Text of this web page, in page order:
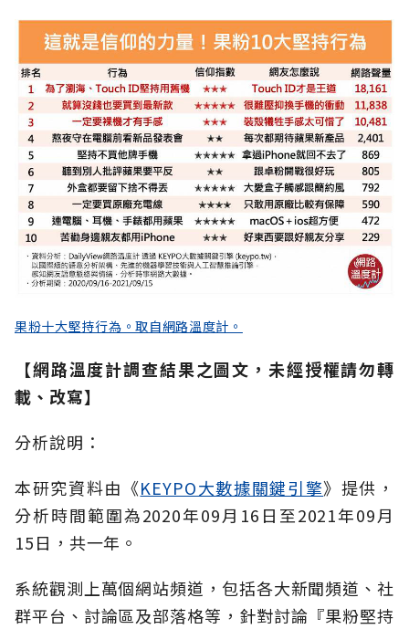
果粉十大堅持行為。取自網路溫度計。
【網路溫度計調查結果之圖文，未經授權請勿轉
載、改寫】
分析說明：
本研究資料由《KEYPO大數據關鍵引擎》提供，
分析時間範圍為2020年09月16日至2021年09月
15日，共一年。
系統觀測上萬個網站頻道，包括各大新聞頻道、社
群平台、討論區及部落格等，針對討論『果粉堅持